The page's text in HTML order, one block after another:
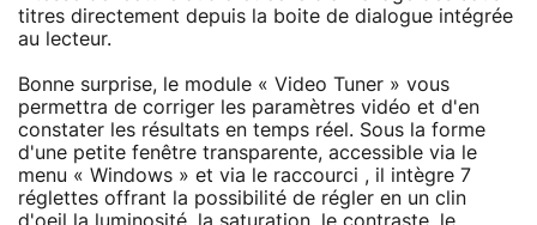
titres directement depuis la boite de dialogue intégrée
au lecteur.
Bonne surprise, le module « Video Tuner » vous
permettra de corriger les paramètres vidéo et d'en
constater les résultats en temps réel. Sous la forme
d'une petite fenêtre transparente, accessible via le
menu « Windows » et via le raccourci , il intègre 7
réglettes offrant la possibilité de régler en un clin
d'oeil la luminosité, la saturation, le contraste, le